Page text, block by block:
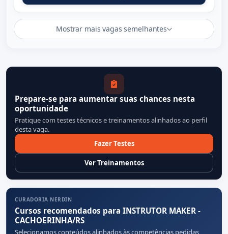
Mostrar mais vagas semelhantes
Prepare-se para aumentar suas chances nesta
oportunidade
Pratique com testes técnicos e treinamentos alinhados ao perfil
desta vaga.
Fazer Testes
Ver Treinamentos
CURADORIA NERDIN
Cursos recomendados para INSTRUTOR MAKER -
CACHOERINHA/RS
Selecionamos conteúdos alinhados às competências pedidas